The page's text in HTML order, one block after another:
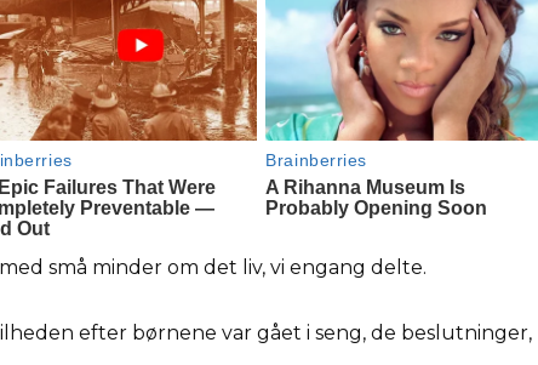
små minder om det liv, vi engang delte.
efter børnene var gået i seng, de beslutninger,